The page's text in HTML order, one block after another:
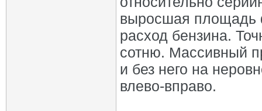
выросшая площадь
расход бензина.
сотню. Массивный
и без него на
влево‑вправо.